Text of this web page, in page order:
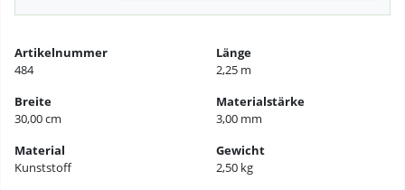
Artikelnummer
484
Länge
2,25 m
Breite
30,00 cm
Materialstärke
3,00 mm
Material
Kunststoff
Gewicht
2,50 kg